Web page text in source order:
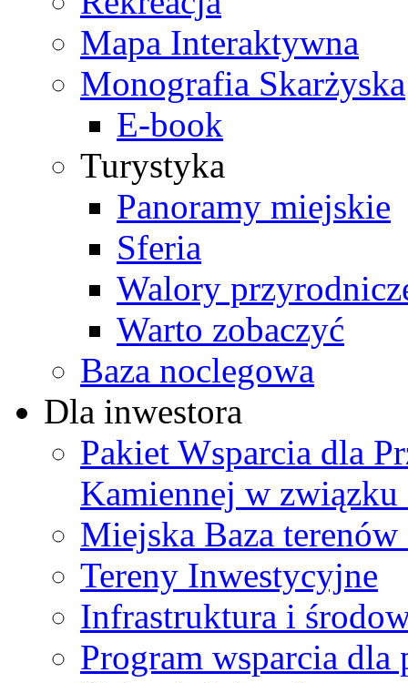
Mapa Interaktywna
Monografia Skarżyska
E-book
Turystyka
Panoramy miejskie
Sferia
Walory
Warto zobaczyć
Baza noclegowa
Dla inwestora
Pakiet Wsparcia dla
Kamiennej w
Miejska Baza
Tereny Inwestycyjne
Infrastruktura i
Program wsparcia